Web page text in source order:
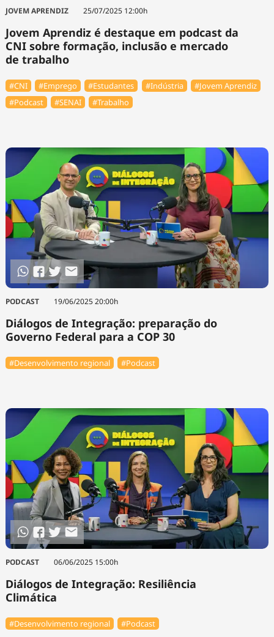
Cinema
Infraestrutura
JOVEM APRENDIZ 25/07/2025 12:00h
Jovem Aprendiz é destaque em podcast da
CNI sobre formação, inclusão e mercado
de trabalho
#CNI #Emprego #Estudantes #Indústria
#Jovem Aprendiz
#Podcast
#SENAI #Trabalho
PODCAST 19/06/2025 20:00h
Diálogos de Integração: preparação do
Governo Federal para a COP 30
#Desenvolvimento regional #Podcast
PODCAST 06/06/2025 15:00h
Diálogos de Integração: Resiliência
Climática
#Desenvolvimento regional #Podcast